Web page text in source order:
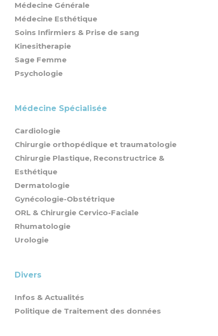
Médecine Générale
Médecine Esthétique
Soins Infirmiers & Prise de sang
Kinesitherapie
Sage Femme
Psychologie
Médecine Spécialisée
Cardiologie
Chirurgie orthopédique et traumatologie
Chirurgie Plastique, Reconstructrice &
Esthétique
Dermatologie
Gynécologie-Obstétrique
ORL & Chirurgie Cervico-Faciale
Rhumatologie
Urologie
Divers
Infos & Actualités
Politique de Traitement des données